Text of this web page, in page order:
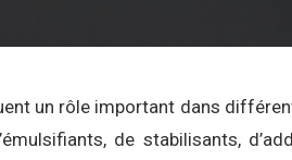
un rôle important dans
de stabilisants,